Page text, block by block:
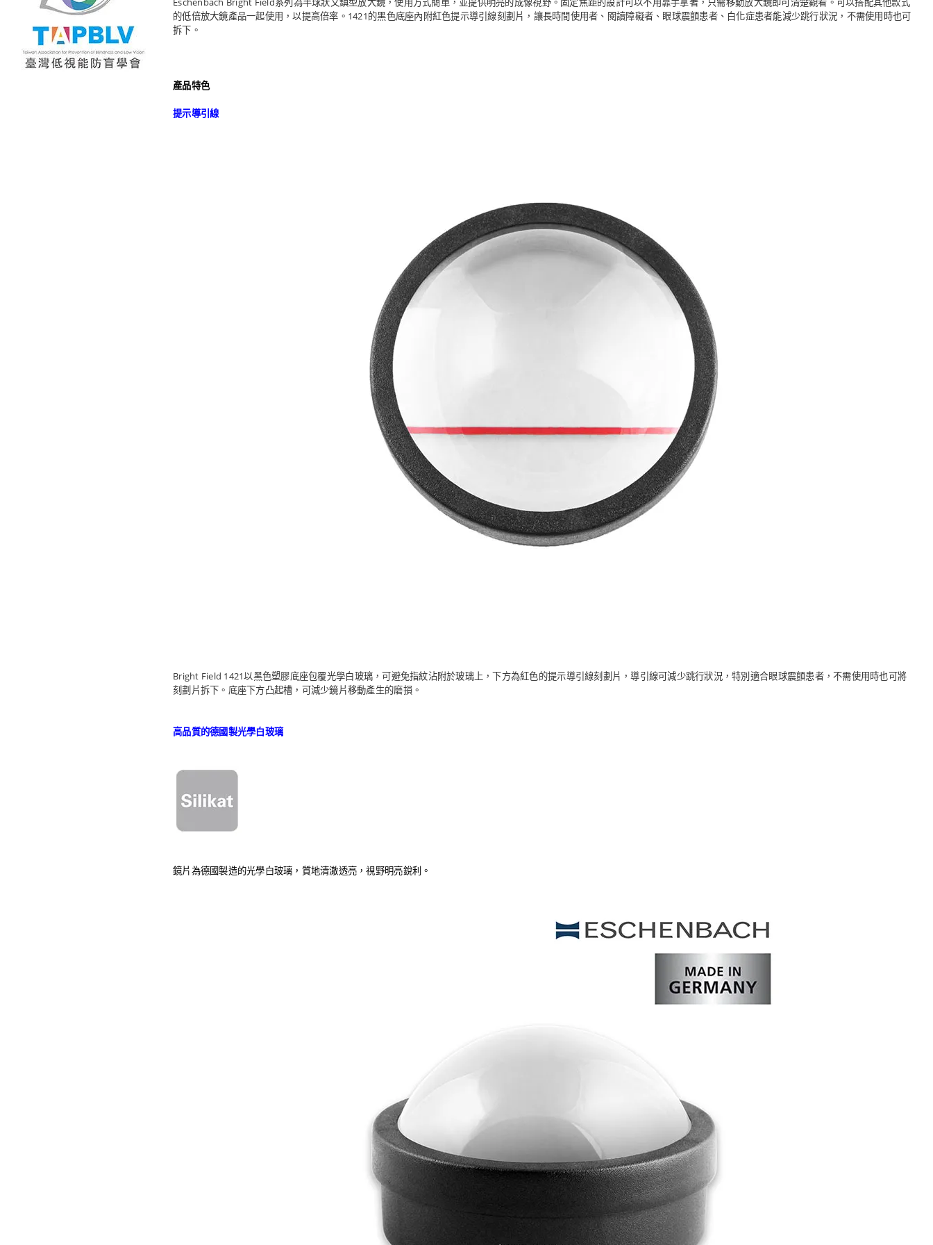
的低倍放大鏡產品一起使用，以提高倍率。1421的黑色底座內附紅色提示導引線刻劃片，讓長時間使用者、閱讀障礙者、眼球震顫患者、白化症患者能減少跳行狀況，不需使用時也可
拆下。
產品特色
提示導引線
Bright Field 1421以黑色塑膠底座包覆光學白玻璃，可避免指紋沾附於玻璃上，下方為紅色的提示導引線刻劃片，導引線可減少跳行狀況，特別適合眼球震顫患者，不需使用時也可將
刻劃片拆下。底座下方凸起槽，可減少鏡片移動產生的磨損。
高品質的德國製光學白玻璃
鏡片為德國製造的光學白玻璃，質地清澈透亮，視野明亮銳利。